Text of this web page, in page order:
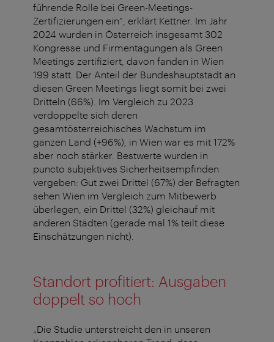
führende Rolle bei Green-Meetings-
Zertifizierungen ein“, erklärt Kettner. Im Jahr
2024 wurden in Österreich insgesamt 302
Kongresse und Firmentagungen als Green
Meetings zertifiziert, davon fanden in Wien
199 statt. Der Anteil der Bundeshauptstadt an
diesen Green Meetings liegt somit bei zwei
Dritteln (66%). Im Vergleich zu 2023
verdoppelte sich deren
gesamtösterreichisches Wachstum im
ganzen Land (+96%), in Wien war es mit 172%
aber noch stärker. Bestwerte wurden in
puncto subjektives Sicherheitsempfinden
vergeben: Gut zwei Drittel (67%) der Befragten
sehen Wien im Vergleich zum Mitbewerb
überlegen, ein Drittel (32%) gleichauf mit
anderen Städten (gerade mal 1% teilt diese
Einschätzungen nicht).
Standort profitiert: Ausgaben
doppelt so hoch
„Die Studie unterstreicht den in unseren